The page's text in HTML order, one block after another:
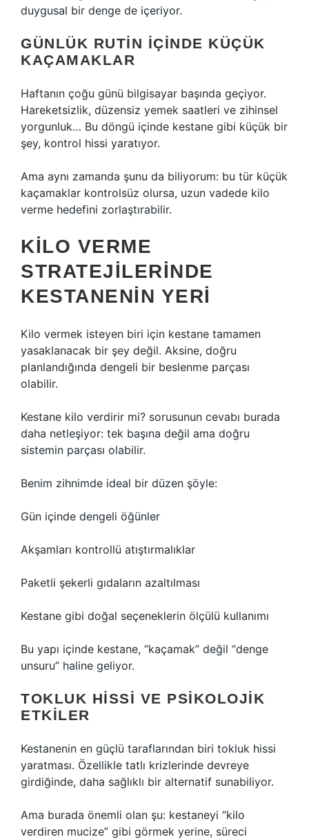
duygusal bir denge de içeriyor.
GÜNLÜK RUTIN IÇINDE KÜÇÜK
KAÇAMAKLAR
Haftanın çoğu günü bilgisayar başında geçiyor.
Hareketsizlik, düzensiz yemek saatleri ve zihinsel
yorgunluk… Bu döngü içinde kestane gibi küçük bir
şey, kontrol hissi yaratıyor.
Ama aynı zamanda şunu da biliyorum: bu tür küçük
kaçamaklar kontrolsüz olursa, uzun vadede kilo
verme hedefini zorlaştırabilir.
KILO VERME
STRATEJILERINDE
KESTANENIN YERI
Kilo vermek isteyen biri için kestane tamamen
yasaklanacak bir şey değil. Aksine, doğru
planlandığında dengeli bir beslenme parçası
olabilir.
Kestane kilo verdirir mi? sorusunun cevabı burada
daha netleşiyor: tek başına değil ama doğru
sistemin parçası olabilir.
Benim zihnimde ideal bir düzen şöyle:
Gün içinde dengeli öğünler
Akşamları kontrollü atıştırmalıklar
Paketli şekerli gıdaların azaltılması
Kestane gibi doğal seçeneklerin ölçülü kullanımı
Bu yapı içinde kestane, “kaçamak” değil “denge
unsuru” haline geliyor.
TOKLUK HISSI VE PSIKOLOJIK
ETKILER
Kestanenin en güçlü taraflarından biri tokluk hissi
yaratması. Özellikle tatlı krizlerinde devreye
girdiğinde, daha sağlıklı bir alternatif sunabiliyor.
Ama burada önemli olan şu: kestaneyi “kilo
verdiren mucize” gibi görmek yerine, süreci